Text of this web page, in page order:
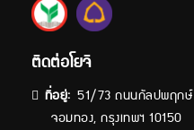
ติดต่อโยจิ
ที่อยู่: 51/73 ถนนกัลปพฤกษ์
จอมทอง, กรุงเทพฯ 10150